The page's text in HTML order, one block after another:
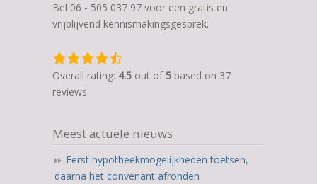
Bel 06 - 505 037 97 voor een gratis en
vrijblijvend kennismakingsgesprek.
4,5
rating
based
ratings
Overall rating: 4.5 out of 5 based on 37
reviews.
Meest actuele nieuws
Eerst hypotheekmogelijkheden toetsen,
daarna het convenant afronden